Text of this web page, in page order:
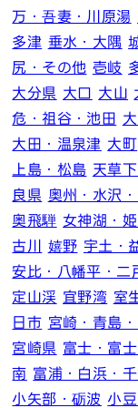
万・吾妻・川原湯
多津 垂水・大隅
尻・その他 壱岐
大分県 大口 大山
危・祖谷・池田
大田・温泉津 大町
上島・松島 天草
良県 奥州・水沢・
奥飛騨 女神湖・
古川
嬉野 宇土・
安比・八幡平・二
定山渓 宜野湾 室
日市 宮崎・青島
宮崎県 富士・富
南 富浦・白浜・
小矢部・砺波 小